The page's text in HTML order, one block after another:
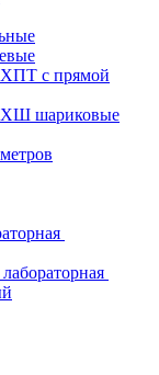
с прямой
ХШ шариковые